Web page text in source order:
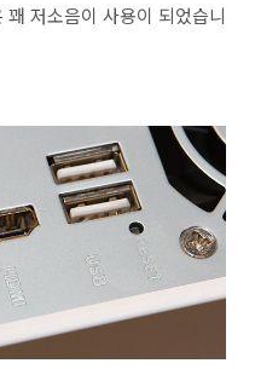
저소음이 사용이 되었습니